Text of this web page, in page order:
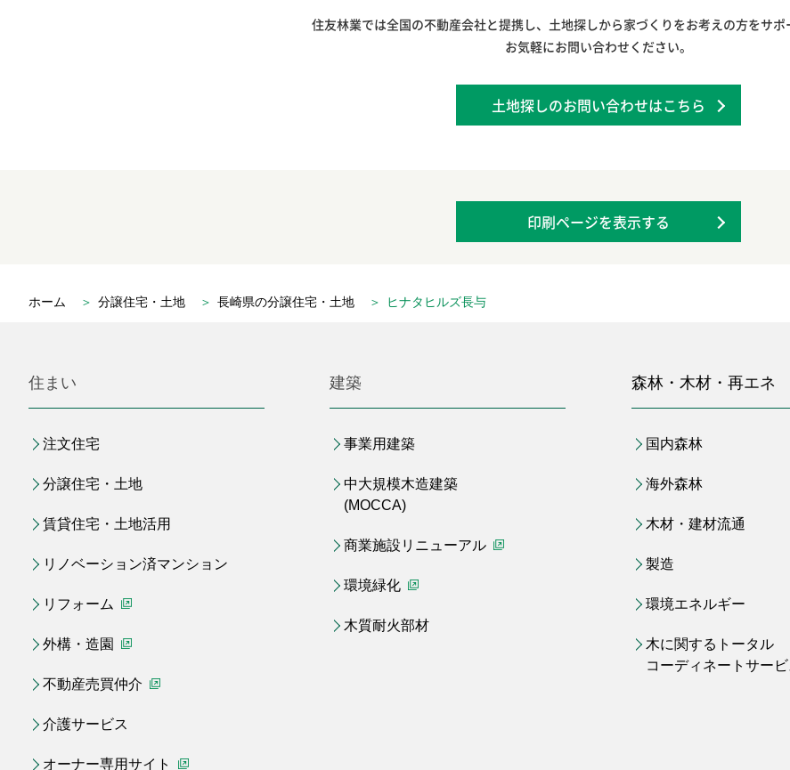
住友林業では全国の不動産会社と提携し、土地探しから家づくりをお考えの方をサポ
お気軽にお問い合わせください。
土地探しのお問い合わせはこちら
印刷ページを表示する
ホーム ＞ 分譲住宅・土地 ＞ 長崎県の分譲住宅・土地 ＞ ヒナタヒルズ長与
住まい
注文住宅
分譲住宅・土地
賃貸住宅・土地活用
リノベーション済マンション
リフォーム （別ウィンドウで開く）
外構・造園 （別ウィンドウで開く）
不動産売買仲介 （別ウィンドウで開く）
介護サービス
オーナー専用サイト
建築
事業用建築
中大規模木造建築
(MOCCA)
商業施設リニューアル （別ウィンドウで開く）
環境緑化 （別ウィンドウで開く）
木質耐火部材
森林・木材・再エネ
国内森林
海外森林
木材・建材流通
製造
環境エネルギー
木に関するトータル
コーディネートサービ